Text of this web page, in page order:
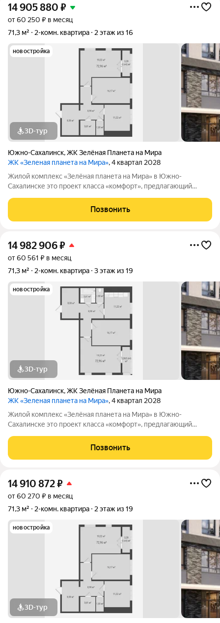
14 905 880 ₽
от 60 250 ₽ в месяц
71,3 м²
2-комн. квартира 2 этаж из 16
новостройка
3D-тур
Южно-Сахалинск,ЖК Зелёная Планета на Мира
ЖК «Зеленая планета на Мира», 4 квартал 2028
Жилой комплекс «Зелёная планета на Мира» в Южно-
Сахалинске это проект класса «комфорт», предлагающий
до 19 этажей, и каждая квартира продумана до мелочей.
Удобное расположение жилого
Позвонить
14 982 906₽
от 60 561 ₽ в месяц
71,3 м²
2-комн. квартира 3 этаж из 19
новостройка
3D-тур
Южно-Сахалинск,ЖК Зелёная Планета на Мира
ЖК «Зеленая планета на Мира», 4 квартал 2028
Жилой комплекс «Зелёная планета на Мира» в Южно-
Сахалинске это проект класса «комфорт», предлагающий
до 19 этажей, и каждая квартира продумана до мелочей.
Удобное расположение жилого
Позвонить
14 910 872₽
от 60 270 ₽ в месяц
71,3 м²
2-комн. квартира 2 этаж из 19
новостройка
3D-тур